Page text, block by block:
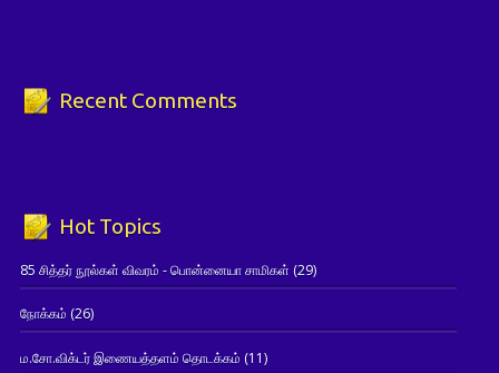
Recent Comments
Hot Topics
85 சித்தர் நூல்கள் விவரம் - பொன்னையா சாமிகள் (29)
நோக்கம் (26)
ம.சோ.விக்டர் இணையத்தளம் தொடக்கம் (11)